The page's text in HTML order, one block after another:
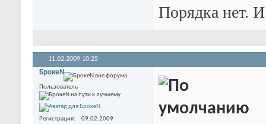
Порядка нет. И
11.02.2009 10:25
БрокеN
Пользователь
Регистрация
09.02.2009